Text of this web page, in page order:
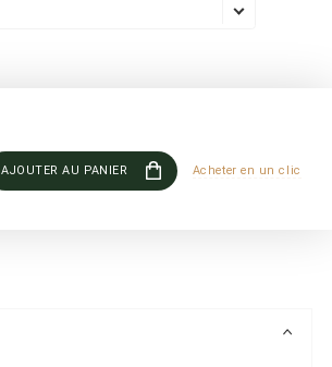
AJOUTER AU PANIER Acheter en un clic